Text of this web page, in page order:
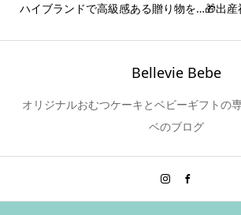
ハイブランドで高級感ある贈り物を…🎁出産
Bellevie Bebe
オリジナルおむつケーキとベビーギフト
ベのブログ